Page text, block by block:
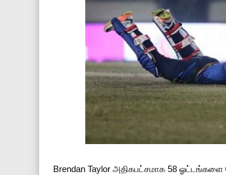
Brendan Taylor அதிகபட்சமாக 58 ஓட்டங்களை